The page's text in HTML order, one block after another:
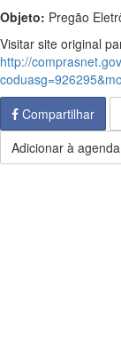
Objeto: Pregão
Visitar site original
http://
Compartilhar
Adicionar à agenda